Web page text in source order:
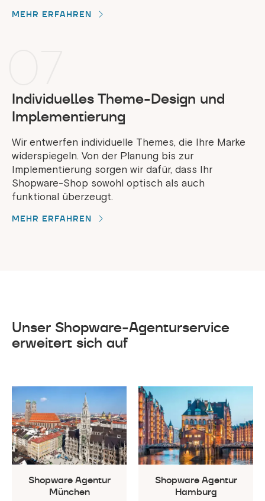
MEHR ERFAHREN
Individuelles Theme-Design und
Implementierung
Wir entwerfen individuelle Themes, die Ihre Marke
widerspiegeln. Von der Planung bis zur
Implementierung sorgen wir dafür, dass Ihr
Shopware-Shop sowohl optisch als auch
funktional überzeugt.
MEHR ERFAHREN
Unser Shopware-Agenturservice
erweitert sich auf
Shopware Agentur
München
Shopware Agentur
Hamburg